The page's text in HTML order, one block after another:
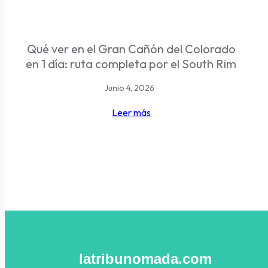
Qué ver en el Gran Cañón del Colorado
en 1 día: ruta completa por el South Rim
Junio 4, 2026
Leer más
latribunomada.com